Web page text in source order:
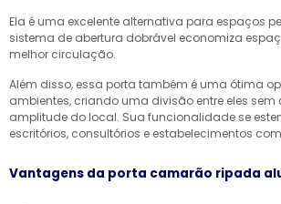
Ela é uma excelente alternativa para espaços
sistema de abertura dobrável economiza
melhor circulação.
Além disso, essa porta também é uma ótima
ambientes, criando uma divisão entre eles sem
amplitude do local. Sua funcionalidade se
escritórios, consultórios e estabelecimentos
Vantagens da porta camarão ripada